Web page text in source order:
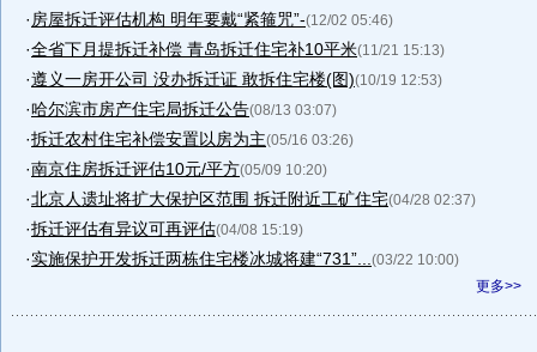
· 房屋拆迁评估机构 明年要戴“紧箍咒”-(12/02 05:46)
·全省下月提拆迁补偿 青岛拆迁住宅补10平米(11/21 15:13)
·遵义一房开公司 没办拆迁证 敢拆住宅楼(图)(10/19 12:53)
·哈尔滨市房产住宅局拆迁公告(08/13 03:07)
·拆迁农村住宅补偿安置以房为主(05/16 03:26)
·南京住房拆迁评估10元/平方(05/09 10:20)
·北京人遗址将扩大保护区范围 拆迁附近工矿住宅(04/28 02:37)
·拆迁评估有异议可再评估(04/08 15:19)
·实施保护开发拆迁两栋住宅楼冰城将建“731”... (03/22 10:00)
更多>>